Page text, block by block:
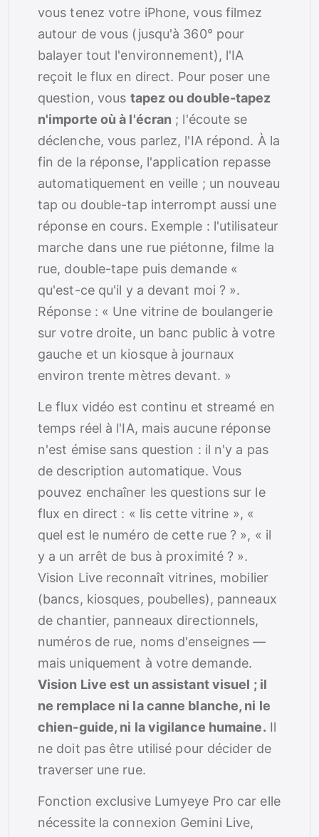
vous tenez votre iPhone, vous filmez
autour de vous (jusqu'à 360° pour
balayer tout l'environnement), l'IA
reçoit le flux en direct. Pour poser une
question, vous tapez ou double-tapez
n'importe où à l'écran ; l'écoute se
déclenche, vous parlez, l'IA répond. À la
fin de la réponse, l'application repasse
automatiquement en veille ; un nouveau
tap ou double-tap interrompt aussi une
réponse en cours. Exemple : l'utilisateur
marche dans une rue piétonne, filme la
rue, double-tape puis demande «
qu'est-ce qu'il y a devant moi ? ».
Réponse : « Une vitrine de boulangerie
sur votre droite, un banc public à votre
gauche et un kiosque à journaux
environ trente mètres devant. »
Le flux vidéo est continu et streamé en
temps réel à l'IA, mais aucune réponse
n'est émise sans question : il n'y a pas
de description automatique. Vous
pouvez enchaîner les questions sur le
flux en direct : « lis cette vitrine », «
quel est le numéro de cette rue ? », « il
y a un arrêt de bus à proximité ? ».
Vision Live reconnaît vitrines, mobilier
(bancs, kiosques, poubelles), panneaux
de chantier, panneaux directionnels,
numéros de rue, noms d'enseignes —
mais uniquement à votre demande.
Vision Live est un assistant visuel ; il
ne remplace ni la canne blanche, ni le
chien-guide, ni la vigilance humaine. Il
ne doit pas être utilisé pour décider de
traverser une rue.
Fonction exclusive Lumyeye Pro car elle
nécessite la connexion Gemini Live,